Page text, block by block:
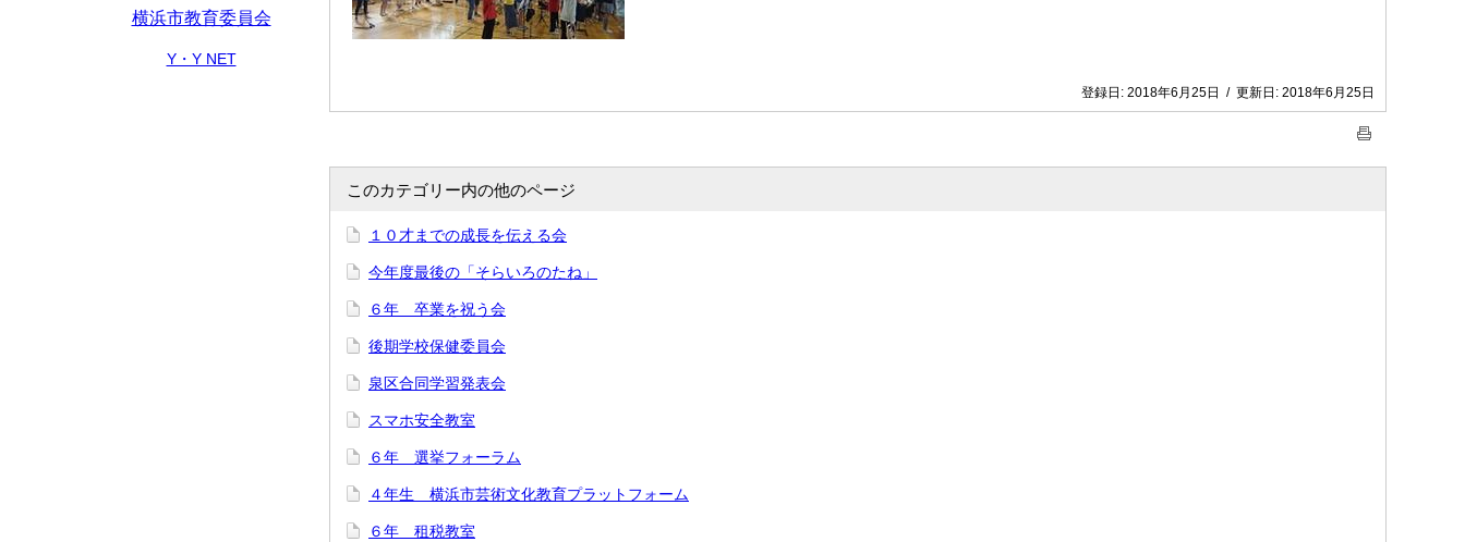
横浜市教育委員会
Y・Y NET
登録日: 2018年6月25日 / 更新日: 2018年6月25日
このカテゴリー内の他のページ
１０才までの成長を伝える会
今年度最後の「そらいろのたね」
６年 卒業を祝う会
後期学校保健委員会
泉区合同学習発表会
スマホ安全教室
６年 選挙フォーラム
４年生 横浜市芸術文化教育プラットフォーム
６年 租税教室